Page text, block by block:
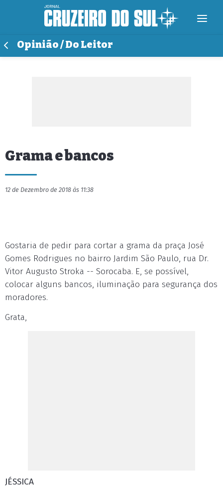
Opinião / Do Leitor
Grama e bancos
12 de Dezembro de 2018 às 11:38
Gostaria de pedir para cortar a grama da praça José
Gomes Rodrigues no bairro Jardim São Paulo, rua Dr.
Vitor Augusto Stroka -- Sorocaba. E, se possível,
colocar alguns bancos, iluminação para segurança dos
moradores.
Grata,
JÉSSICA